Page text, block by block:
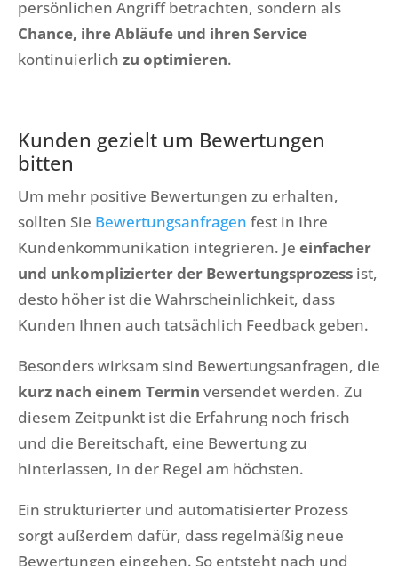
persönlichen Angriff betrachten, sondern als
Chance, ihre Abläufe und ihren Service
kontinuierlich zu optimieren.
Kunden gezielt um Bewertungen
bitten
Um mehr positive Bewertungen zu erhalten,
sollten Sie Bewertungsanfragen fest in Ihre
Kundenkommunikation integrieren. Je einfacher
und unkomplizierter der Bewertungsprozess ist,
desto höher ist die Wahrscheinlichkeit, dass
Kunden Ihnen auch tatsächlich Feedback geben.
Besonders wirksam sind Bewertungsanfragen, die
kurz nach einem Termin versendet werden. Zu
diesem Zeitpunkt ist die Erfahrung noch frisch
und die Bereitschaft, eine Bewertung zu
hinterlassen, in der Regel am höchsten.
Ein strukturierter und automatisierter Prozess
sorgt außerdem dafür, dass regelmäßig neue
Bewertungen eingehen. So entsteht nach und